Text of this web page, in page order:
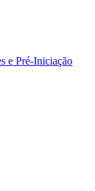
e Pré-Iniciação